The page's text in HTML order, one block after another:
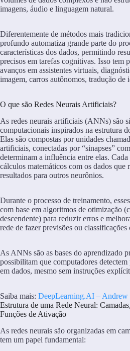
imagens, áudio e linguagem natural.
Diferentemente de métodos mais
profundo automatiza grande parte do
características dos dados, permitindo
precisos em tarefas cognitivas. Isso tem
avanços em assistentes virtuais,
imagem, carros autônomos, tradução de
O que são Redes Neurais Artificiais?
As redes neurais artificiais (ANNs) são
computacionais inspirados na estrutura
Elas são compostas por unidades
artificiais, conectadas por “sinapses”
determinam a influência entre elas.
cálculos matemáticos com os dados que
resultados para outros neurônios.
Durante o processo de treinamento,
com base em algoritmos de otimização
descendente) para reduzir erros e
rede de fazer previsões ou classificações
As ANNs são as bases do aprendizado
possibilitam que computadores
em dados, mesmo sem instruções
Saiba mais: DeepLearning.AI – Andrew
Estrutura de uma Rede Neural:
Funções de Ativação
As redes neurais são organizadas em
tem um papel fundamental: